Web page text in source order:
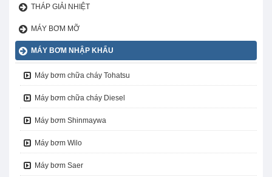
THÁP GIẢI NHIỆT
MÁY BƠM MỠ
MÁY BƠM NHẬP KHẨU
Máy bơm chữa cháy Tohatsu
Máy bơm chữa cháy Diesel
Máy bơm Shinmaywa
Máy bơm Wilo
Máy bơm Saer